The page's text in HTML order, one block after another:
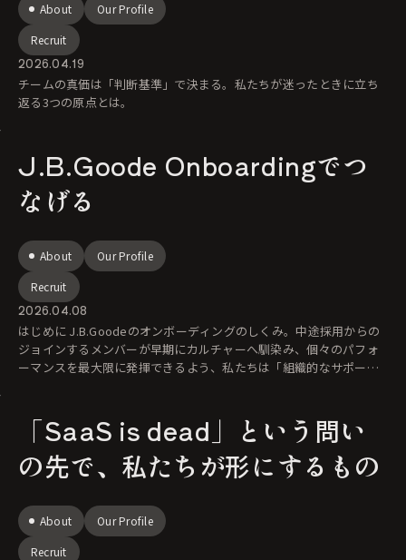
About
Our Profile
Recruit
2026.04.19
チームの真価は「判断基準」で決まる。私たちが迷ったときに立ち
返る3つの原点とは。
J.B.Goode Onboardingでつ
なげる
About
Our Profile
Recruit
2026.04.08
はじめに J.B.Goodeのオンボーディングのしくみ。中途採用からの
ジョインするメンバーが早期にカルチャーへ馴染み、個々のパフォ
ーマンスを最大限に発揮できるよう、私たちは「組織的なサポー
「SaaS is dead」という問い
の先で、私たちが形にするもの
About
Our Profile
Recruit